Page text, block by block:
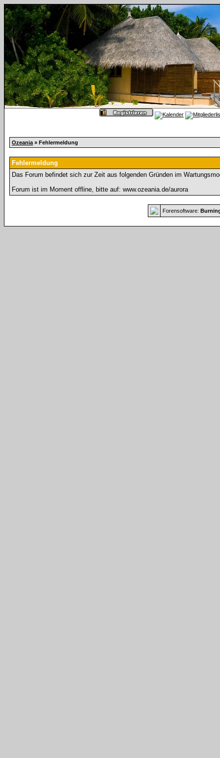
Ozeania » Fehlermeldung
Fehlermeldung
Das Forum befindet sich zur Zeit aus folgenden Gründen im
Forum ist im Moment offline, bitte auf: www.ozeania.de/aurora
Forensoftware: